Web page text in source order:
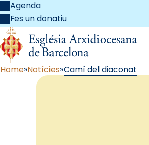
Agenda
Fes un donatiu
Home Notícies Camí del diaconat